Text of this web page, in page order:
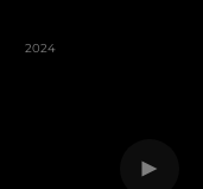
2024